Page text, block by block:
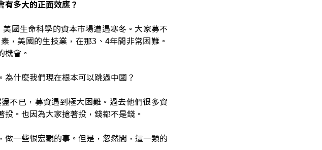
有多大的正面效應？
國生命科學的資本市場遭遇寒冬。大家募不
，美國的生技業，在那3、4年間非常困難。
機會。
什麼我們現在根本可以跳過中國？
不已，募資遇到極大困難。過去他們很多資
。也因為大家搶著投，錢都不是錢。
一些很宏觀的事。但是，忽然間，這一類的